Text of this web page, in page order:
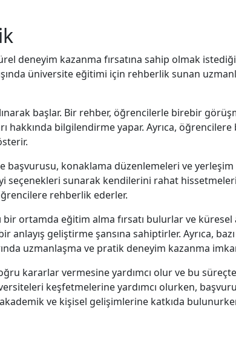
deneyim kazanma fırsatına sahip olmak
üniversite eğitimi için rehberlik sunan
başlar. Bir rehber, öğrencilerle birebir
bilgilendirme yapar. Ayrıca, öğrencilere
başvurusu, konaklama düzenlemeleri ve yerleşim
seçenekleri sunarak kendilerini rahat
rehberlik ederler.
ortamda eğitim alma fırsatı bulurlar ve küresel
geliştirme şansına sahiptirler. Ayrıca, bazı
uzmanlaşma ve pratik deneyim kazanma
kararlar vermesine yardımcı olur ve bu
keşfetmelerine yardımcı olurken,
ve kişisel gelişimlerine katkıda